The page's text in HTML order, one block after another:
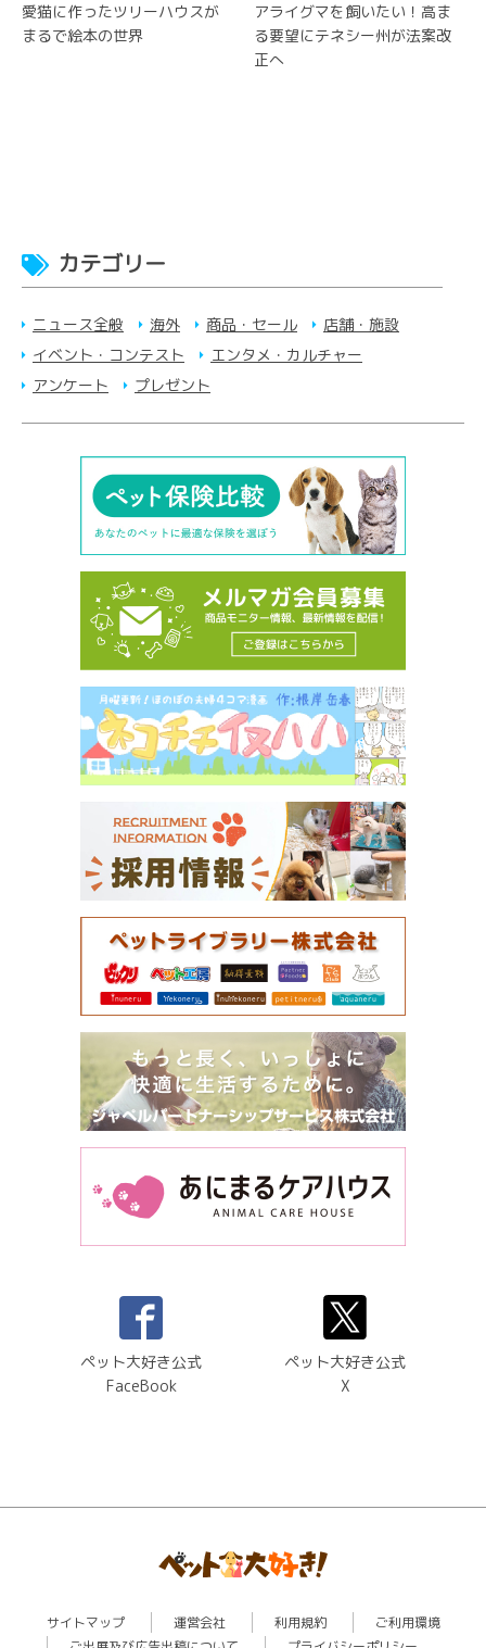
愛猫に作ったツリーハウスが
まるで絵本の世界
アライグマを飼いたい！高ま
る要望にテネシー州が法案改
正へ
カテゴリー
ニュース全般 海外 商品・セール
店舗・施設
イベント・コンテスト
エンタメ・カルチャー
アンケート
プレゼント
ペット大好き公式
FaceBook
ペット大好き公式
X
サイトマップ 運営会社 利用規約
ご利用環境